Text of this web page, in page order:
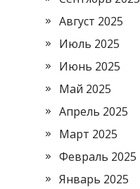
Август 2025
Июль 2025
Июнь 2025
Май 2025
Апрель 2025
Март 2025
Февраль 2025
Январь 2025